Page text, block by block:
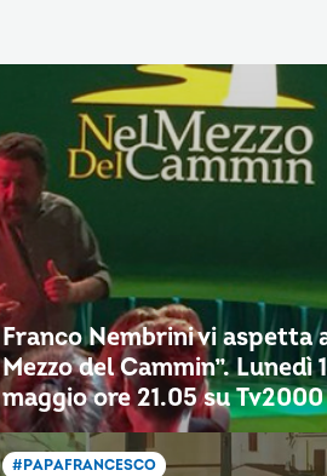
Franco Nembrini vi aspetta
Mezzo del Cammin”. Lunedì
maggio ore 21.05 su Tv2000
#PAPAFRANCESCO